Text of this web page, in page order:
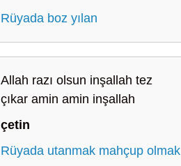
Rüyada boz yılan
Allah razı olsun inşallah tez
çıkar amin amin inşallah
çetin
Rüyada utanmak mahçup olmak